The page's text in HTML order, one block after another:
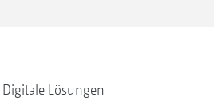
Lösungen